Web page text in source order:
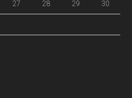
27 28 29 30